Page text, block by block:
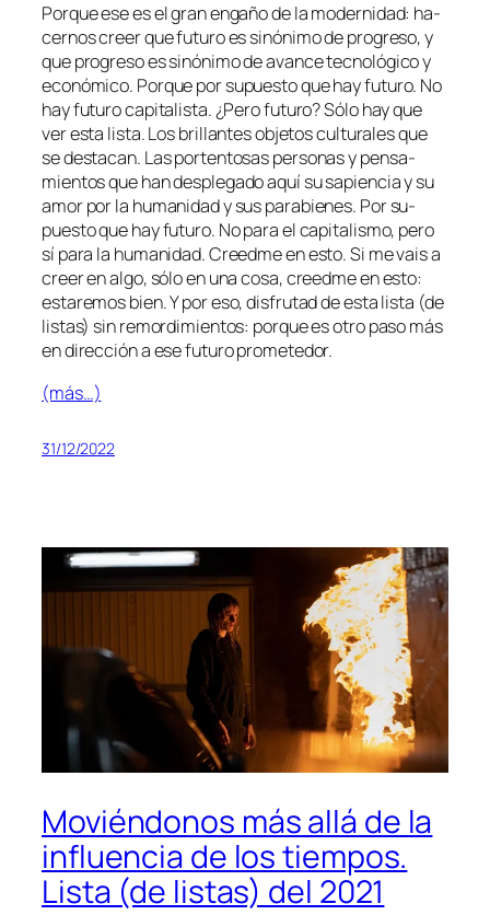
Porque ese es el gran en­ga­ño de la mo­der­ni­dad: ha­
cer­nos creer que fu­tu­ro es si­nó­ni­mo de pro­gre­so, y
que pro­gre­so es si­nó­ni­mo de avan­ce tec­no­ló­gi­co y
eco­nó­mi­co. Porque por su­pues­to que hay fu­tu­ro. No
hay fu­tu­ro ca­pi­ta­lis­ta. ¿Pero fu­tu­ro? Sólo hay que
ver es­ta lis­ta. Los bri­llan­tes ob­je­tos cul­tu­ra­les que
se des­ta­can. Las por­ten­to­sas per­so­nas y pen­sa­
mien­tos que han des­ple­ga­do aquí su sa­pien­cia y su
amor por la hu­ma­ni­dad y sus pa­ra­bie­nes. Por su­
pues­to que hay fu­tu­ro. No pa­ra el ca­pi­ta­lis­mo, pe­ro
sí pa­ra la hu­ma­ni­dad. Creedme en es­to. Si me vais a
creer en al­go, só­lo en una co­sa, creed­me en es­to:
es­ta­re­mos bien. Y por eso, dis­fru­tad de es­ta lis­ta (de
lis­tas) sin re­mor­di­mien­tos: por­que es otro pa­so más
en di­rec­ción a ese fu­tu­ro prometedor.
(más…)
31/12/2022
Moviéndonos más allá de la
influencia de los tiempos.
Lista (de listas) del 2021